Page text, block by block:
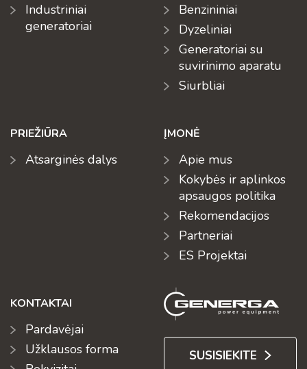
Industriniai
generatoriai
Benzininiai
Dyzeliniai
Generatoriai su
suvirinimo aparatu
Siurbliai
PRIEŽIŪRA
Atsarginės dalys
ĮMONĖ
Apie mus
Kokybės ir aplinkos
apsaugos politika
Rekomendacijos
Partneriai
ES Projektai
KONTAKTAI
Pardavėjai
Užklausos forma
SUSISIEKITE